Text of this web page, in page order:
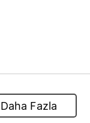
Daha Fazla